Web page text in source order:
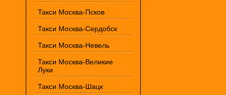
Такси Москва-Псков
Такси Москва-Сердобск
Такси Москва-Невель
Такси Москва-Великие
Луки
Такси Москва-Шацк